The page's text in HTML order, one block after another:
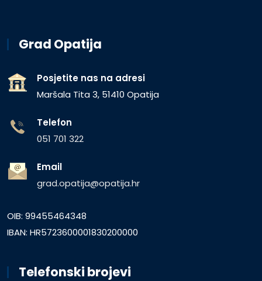
Grad Opatija
Posjetite nas na adresi
Maršala Tita 3, 51410 Opatija
Telefon
051 701 322
Email
grad.opatija@opatija.hr
OIB: 99455464348
IBAN: HR5723600001830200000
Telefonski brojevi